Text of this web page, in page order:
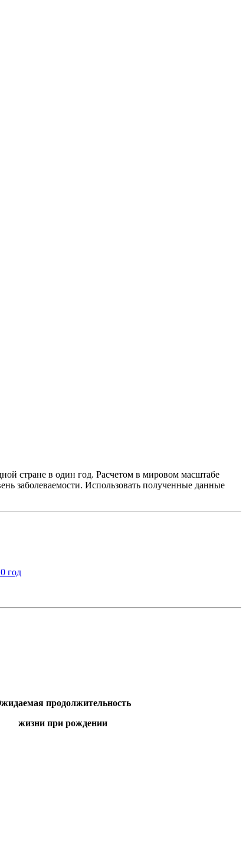
стране в один год. Расчетом в мировом масштабе
заболеваемости. Использовать полученные данные
год
продолжительность
жизни при рождении